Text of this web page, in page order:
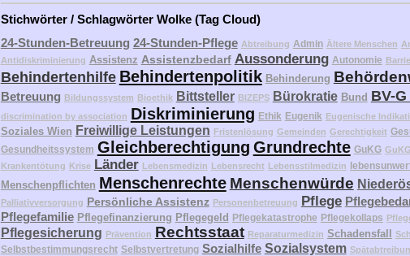
Stichwörter / Schlagwörter Wolke (Tag Cloud)
24-Stunden-Betreuung 24-Stunden-Pflege Abtreibung Admin Ältere Menschen
Antidiskriminierung Assistenz Assistenzbedarf Aussonderung Autonomie
Behindertenhilfe Behindertenpolitik Behinderung
Betreuung Bildungssystem Bioethik Bittsteller BIZEPS Bürokratie Bund BV-
discrimination by association Diskriminierung Ethik Eugenik Eugenische
Soziales Wien Freiwillige Leistungen Fristenlösung Gemeinden Gerechtigkeit
Gesundheitssystem Gleichberechtigung Grundrechte GuKG
Krankentötung Krise Länder Lebensmedizin Lebensrecht Lebensstilmedizin
Menschenpflichten Menschenrechte Menschenwürde
Palliativversorgung Persönliche Assistenz Personenbetreuung Pflege
Pflegefamilie Pflegefinanzierung Pflegegeld Pflegekatastrophe Pflegekollaps
Pflegesicherung Prävention Rechtsstaat Reparaturmedizin Schadensfall
Selbstbestimmungsrecht Selbstvertretung Sozialhilfe Sozialsystem